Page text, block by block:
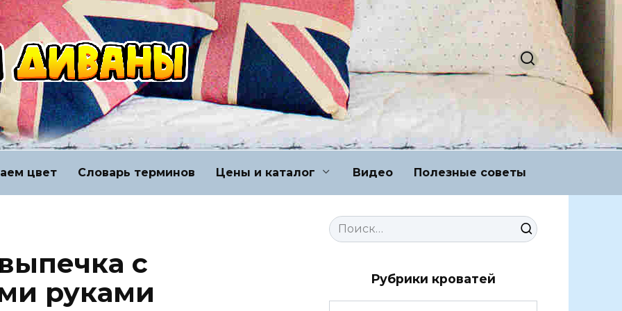
цвет Словарь терминов Цены и каталог Видео Полезные советы
с
руками
Search
for:
Рубрики кроватей